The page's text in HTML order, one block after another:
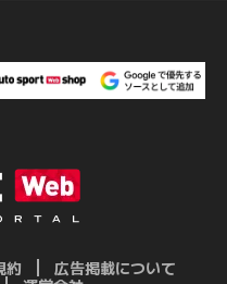
約
広告掲載について